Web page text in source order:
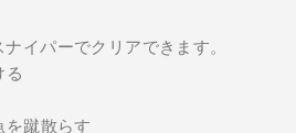
イパーでクリアできます。
る
を蹴散らす